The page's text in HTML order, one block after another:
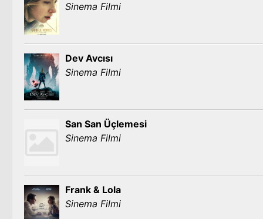
Sinema Filmi
Dev Avcısı
Sinema Filmi
San San Üçlemesi
Sinema Filmi
Frank & Lola
Sinema Filmi